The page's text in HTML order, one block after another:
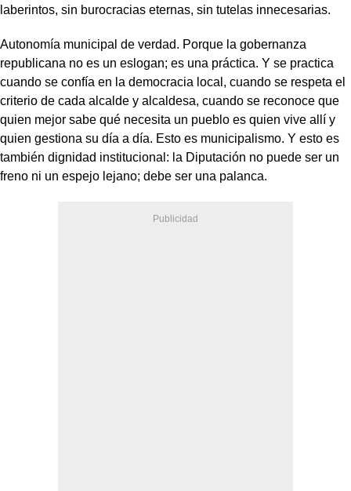
laberintos, sin burocracias eternas, sin tutelas innecesarias.
Autonomía municipal de verdad. Porque la gobernanza
republicana no es un eslogan; es una práctica. Y se practica
cuando se confía en la democracia local, cuando se respeta el
criterio de cada alcalde y alcaldesa, cuando se reconoce que
quien mejor sabe qué necesita un pueblo es quien vive allí y
quien gestiona su día a día. Esto es municipalismo. Y esto es
también dignidad institucional: la Diputación no puede ser un
freno ni un espejo lejano; debe ser una palanca.